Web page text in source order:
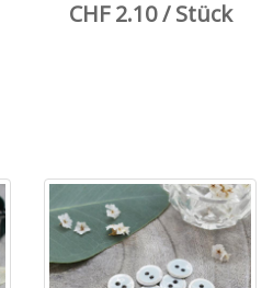
CHF 2.10 / Stück